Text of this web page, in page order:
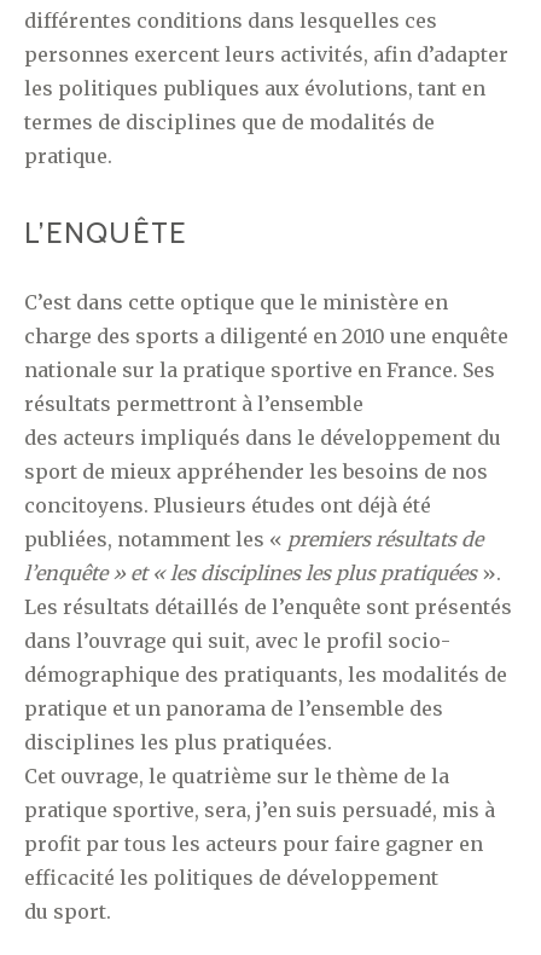
différentes conditions dans lesquelles ces
personnes exercent leurs activités, afin d’adapter
les politiques publiques aux évolutions, tant en
termes de disciplines que de modalités de
pratique.
L’ENQUÊTE
C’est dans cette optique que le ministère en
charge des sports a diligenté en 2010 une enquête
nationale sur la pratique sportive en France. Ses
résultats permettront à l’ensemble
des acteurs impliqués dans le développement du
sport de mieux appréhender les besoins de nos
concitoyens. Plusieurs études ont déjà été
publiées, notamment les « premiers résultats de
l’enquête » et « les disciplines les plus pratiquées».
Les résultats détaillés de l’enquête sont présentés
dans l’ouvrage qui suit, avec le profil socio-
démographique des pratiquants, les modalités de
pratique et un panorama de l’ensemble des
disciplines les plus pratiquées.
Cet ouvrage, le quatrième sur le thème de la
pratique sportive, sera, j’en suis persuadé, mis à
profit par tous les acteurs pour faire gagner en
efficacité les politiques de développement
du sport.